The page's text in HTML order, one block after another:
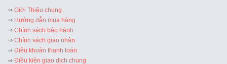
⇒ Giới Thiệu chung
⇒ Hướng dẫn mua hàng
⇒ Chính sách bảo hành
⇒ Chính sách giao nhận
⇒ Điều khoản thanh toán
⇒ Điều kiện giao dịch chung